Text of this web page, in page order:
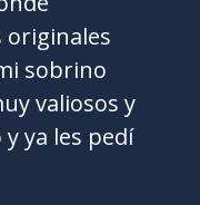
originales
sobrino
valiosos y
ya les pedí